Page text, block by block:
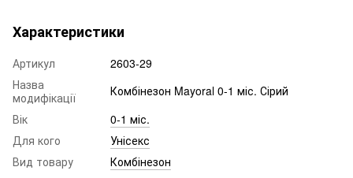
Характеристики
Артикул
2603-29
Назва
модифікації
Комбінезон Mayoral 0-1 міс. Сірий
Вік
0-1 міс.
Для кого
Унісекс
Вид товару
Комбінезон